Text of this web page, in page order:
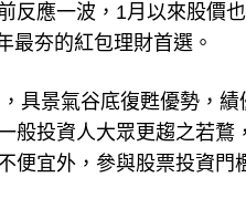
反應一波，1月以來股價
最夯的紅包理財首選。
具景氣谷底復甦優勢，
般投資人大眾更趨之若
便宜外，參與股票投資門